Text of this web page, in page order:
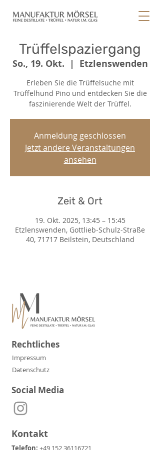
Trüffelspaziergang
So., 19. Okt.
  |
Etzlenswenden
Erleben Sie die Trüffelsuche mit
Trüffelhund Pino und entdecken Sie die
faszinierende Welt der Trüffel.
Anmeldung geschlossen
Jetzt andere Veranstaltungen
ansehen
Zeit & Ort
19. Okt. 2025, 13:45 – 15:45
Etzlenswenden, Gottlieb-Schulz-Straße
40, 71717 Beilstein, Deutschland
Rechtliches
Impressum
Datenschutz
Social Media
Kontakt
Telefon: +49 152 36116721